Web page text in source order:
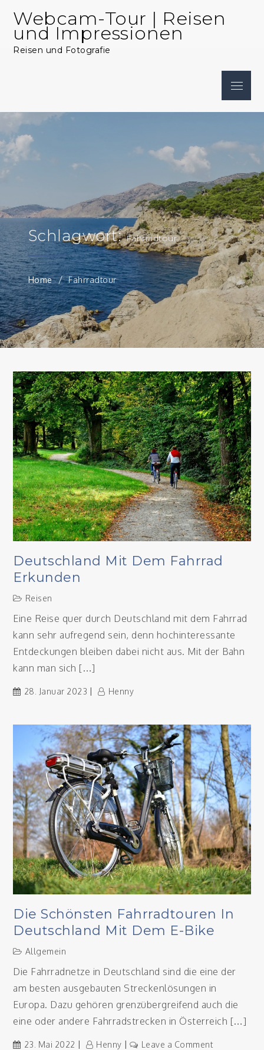
content
Webcam-Tour | Reisen
und Impressionen
Reisen und Fotografie
Menu
Schlagwort:Fahrradtour
Home Fahrradtour
Deutschland Mit Dem Fahrrad
Erkunden
Reisen
Eine Reise quer durch Deutschland mit dem Fahrrad
kann sehr aufregend sein, denn hochinteressante
Entdeckungen bleiben dabei nicht aus. Mit der Bahn
kann man sich […]
28. Januar 2023 Henny
Die Schönsten Fahrradtouren In
Deutschland Mit Dem E-Bike
Allgemein
Die Fahrradnetze in Deutschland sind die eine der
am besten ausgebauten Streckenlösungen in
Europa. Dazu gehören grenzübergreifend auch die
eine oder andere Fahrradstrecken in Österreich […]
23. Mai 2022 Henny Leave a Commenton